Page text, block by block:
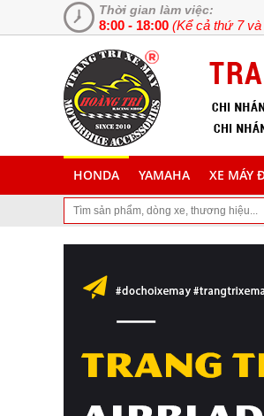
Thời gian làm việc:
8:00 - 18:00 (Kể cả thứ 7 và
HONDA YAMAHA XE MÁY
cung cấp và lắp đặt phụ tùng inox